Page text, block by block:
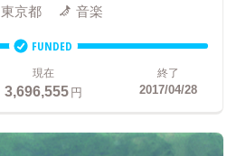
東京都 音楽
FUNDED
現在
3,696,555円
終了
2017/04/28